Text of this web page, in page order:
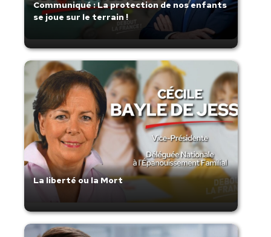
Communiqué : La protection de nos enfants
se joue sur le terrain !
La liberté ou la Mort